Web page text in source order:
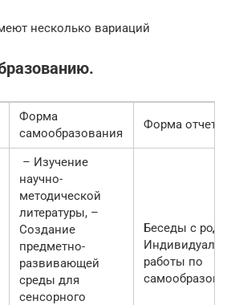
несколько вариаций
Форма
самообразования
Форма отчета
– Изучение
научно-
методической
литературы, –
Создание
предметно-
развивающей
среды для
сенсорного
Беседы с
работы по